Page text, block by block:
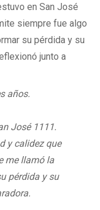
en San José
siempre fue algo
su pérdida y su
junto a
años.
José 1111.
y calidez que
me llamó la
pérdida y su